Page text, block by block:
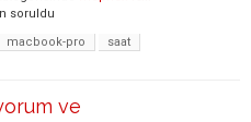
soruldu
macbook-pro
saat
ve